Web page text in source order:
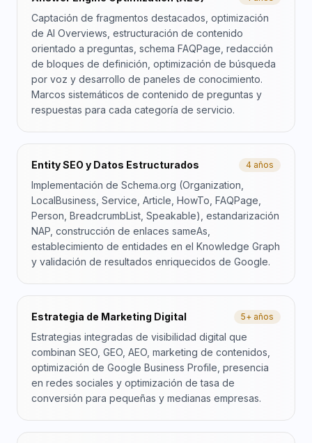
Captación de fragmentos destacados, optimización
de AI Overviews, estructuración de contenido
orientado a preguntas, schema FAQPage, redacción
de bloques de definición, optimización de búsqueda
por voz y desarrollo de paneles de conocimiento.
Marcos sistemáticos de contenido de preguntas y
respuestas para cada categoría de servicio.
Entity SEO y Datos Estructurados 4 años
Implementación de Schema.org (Organization,
LocalBusiness, Service, Article, HowTo, FAQPage,
Person, BreadcrumbList, Speakable), estandarización
NAP, construcción de enlaces sameAs,
establecimiento de entidades en el Knowledge Graph
y validación de resultados enriquecidos de Google.
Estrategia de Marketing Digital 5+ años
Estrategias integradas de visibilidad digital que
combinan SEO, GEO, AEO, marketing de contenidos,
optimización de Google Business Profile, presencia
en redes sociales y optimización de tasa de
conversión para pequeñas y medianas empresas.